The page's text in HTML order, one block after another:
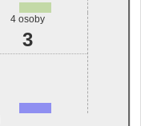
4 osoby
3